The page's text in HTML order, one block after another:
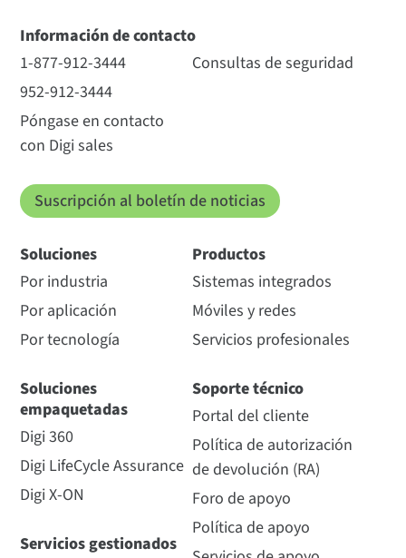
Información de contacto
1-877-912-3444
952-912-3444
Póngase en contacto
con Digi sales
Consultas de seguridad
Suscripción al boletín de noticias
Soluciones
Por industria
Por aplicación
Por tecnología
Soluciones
empaquetadas
Digi 360
Digi LifeCycle Assurance
Digi X-ON
Servicios gestionados
Productos
Sistemas integrados
Móviles y redes
Servicios profesionales
Soporte técnico
Portal del cliente
Política de autorización
de devolución (RA)
Foro de apoyo
Política de apoyo